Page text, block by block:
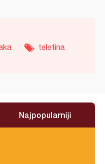
teletina
Najpopularniji